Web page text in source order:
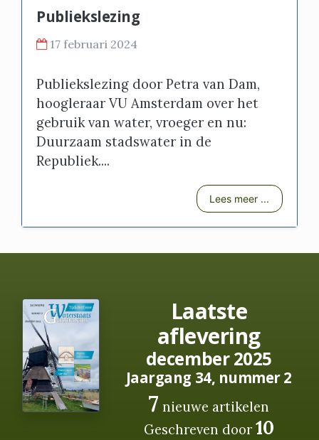
Publiekslezing
17 februari 2024
Publiekslezing door Petra van Dam,
hoogleraar VU Amsterdam over het
gebruik van water, vroeger en nu:
Duurzaam stadswater in de
Republiek....
Lees meer ...
Laatste
aflevering
december 2025
Jaargang 34, nummer 2
7 nieuwe artikelen
Geschreven door10